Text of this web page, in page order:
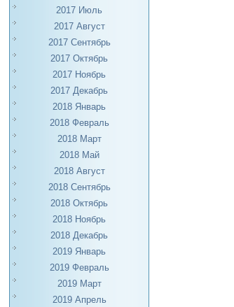
2017 Июль
2017 Август
2017 Сентябрь
2017 Октябрь
2017 Ноябрь
2017 Декабрь
2018 Январь
2018 Февраль
2018 Март
2018 Май
2018 Август
2018 Сентябрь
2018 Октябрь
2018 Ноябрь
2018 Декабрь
2019 Январь
2019 Февраль
2019 Март
2019 Апрель